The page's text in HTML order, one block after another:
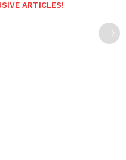
ARTICLES!